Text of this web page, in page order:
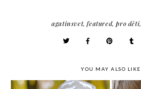
agatinsvet, featured, pro děti,
YOU MAY ALSO LIKE